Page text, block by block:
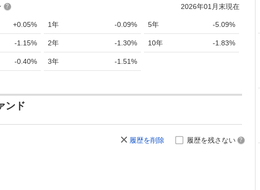
2026年01月末現在
+0.05%
-1.15%
-0.40%
1年 -0.09%
2年 -1.30%
3年 -1.51%
5年 -5.09%
10年 -1.83%
ンド
履歴を削除 履歴を残さない